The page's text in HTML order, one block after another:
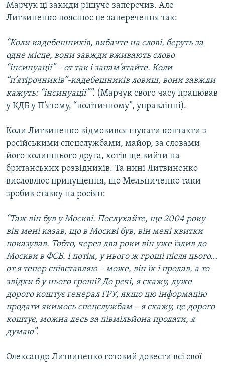
Марчук ці закиди рішуче заперечив. Але
Литвиненко пояснює це заперечення так:
“Коли кадебешників, вибачте на слові, беруть за
одне місце, вони завжди вживають слово
“інсинуації” – от так і запам’ятайте. Коли
“п’ятірочників”-кадебешників ловиш, вони завжди
кажуть: “інсинуації””. (Марчук свого часу працював
у КДБ у П’ятому, “політичному”, управлінні).
Коли Литвиненко відмовився шукати контакти з
російськими спецслужбами, майор, за словами
його колишнього друга, хотів ще вийти на
британських розвідників. Та нині Литвиненко
висловлює припущення, що Мельниченко таки
зробив ставку на росіян:
“Таж він був у Москві. Послухайте, ще 2004 року
він мені казав, що в Москві був, він мені квитки
показував. Тобто, через два роки він уже їздив до
Москви в ФСБ. І потім, у нього ж гроші після цього…
от я тепер співставляю – може, він їх і продав, а то
звідки б у нього гроші? До речі, я скажу, дуже
дорого коштує генерал ГРУ, якщо цю інформацію
продати якимось спецслужбам – я скажу, це дорого
коштує, можна десь за півмільйона продати, я
думаю”.
Олександр Литвиненко готовий довести всі свої